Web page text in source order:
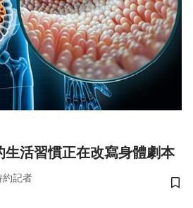
是命運 你的生活習慣正在改寫身體劇本
約記者
儲